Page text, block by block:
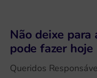
Não deixe para
pode fazer hoje
Queridos